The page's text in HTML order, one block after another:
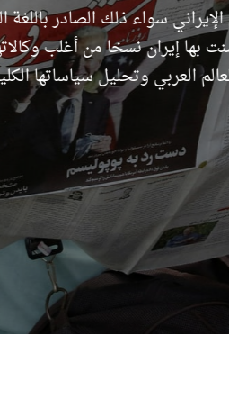
روسيا عن كثب، بل
حتى بعد أن دعم الرئيس